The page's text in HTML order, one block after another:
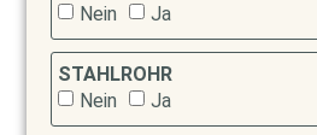
Nein
Ja
STAHLROHR
Nein
Ja